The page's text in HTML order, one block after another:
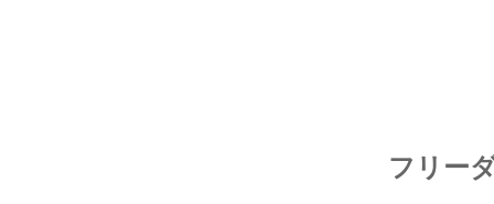
フリー